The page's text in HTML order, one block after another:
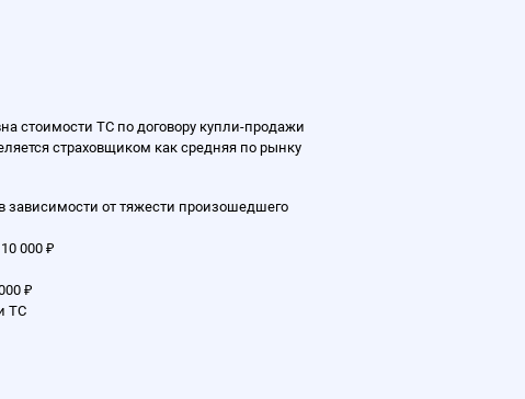
стоимости ТС по договору купли-продажи
страховщиком как средняя по рынку
зависимости от тяжести произошедшего
000 ₽
₽
ТС